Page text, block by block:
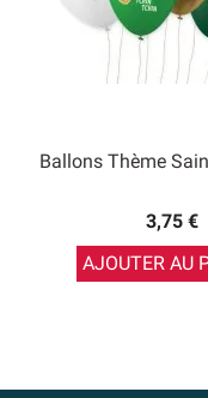
Ballons Thème
3,75 €
AJOUTER AU